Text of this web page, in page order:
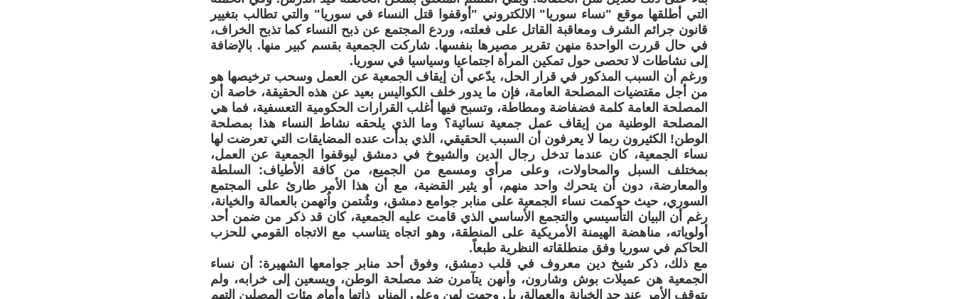
التي أطلقها موقع "نساء سوريا" الالكتروني "أوقفوا قتل النساء في سوريا" والتي تطالب بتغيير
قانون جرائم الشرف ومعاقبة القاتل على فعلته، وردع المجتمع عن ذبح النساء كما تذبح الخراف،
في حال قررت الواحدة منهن تقرير مصيرها بنفسها. شاركت الجمعية بقسم كبير منها. بالإضافة
إلى نشاطات لا تحصى حول تمكين المرأة اجتماعيا وسياسيا في سوريا.
ورغم أن السبب المذكور في قرار الحل، يدّعي أن إيقاف الجمعية عن العمل وسحب ترخيصها هو
من أجل مقتضيات المصلحة العامة، فإن ما يدور خلف الكواليس بعيد عن هذه الحقيقة، خاصة أن
المصلحة العامة كلمة فضفاضة ومطاطة، وتسبح فيها أغلب القرارات الحكومية التعسفية، فما هي
المصلحة الوطنية من إيقاف عمل جمعية نسائية؟ وما الذي يلحقه نشاط النساء هذا بمصلحة
الوطن! الكثيرون ربما لا يعرفون أن السبب الحقيقي، الذي بدأت عنده المضايقات التي تعرضت لها
نساء الجمعية، كان عندما تدخل رجال الدين والشيوخ في دمشق ليوقفوا الجمعية عن العمل،
بمختلف السبل والمحاولات، وعلى مرأى ومسمع من الجميع، من كافة الأطياف: السلطة
والمعارضة، دون أن يتحرك واحد منهم، أو يثير القضية، مع أن هذا الأمر طارئ على المجتمع
السوري، حيث حوكمت نساء الجمعية على منابر جوامع دمشق، وشُتمن واُتهمن بالعمالة والخيانة،
رغم أن البيان التأسيسي والتجمع الأساسي الذي قامت عليه الجمعية، كان قد ذكر من ضمن أحد
أولوياته، مناهضة الهيمنة الأمريكية على المنطقة، وهو اتجاه يتناسب مع الاتجاه القومي للحزب
الحاكم في سوريا وفق منطلقاته النظرية طبعاً.
مع ذلك، ذكر شيخ دين معروف في قلب دمشق، وفوق أحد منابر جوامعها الشهيرة: أن نساء
الجمعية هن عميلات بوش وشارون، وأنهن يتآمرن ضد مصلحة الوطن، ويسعين إلى خرابه، ولم
يتوقف الأمر عند حد الخيانة والعمالة، بل وجِهت لهن وعلى المنابر ذاتها وأمام مئات المصلين التهم